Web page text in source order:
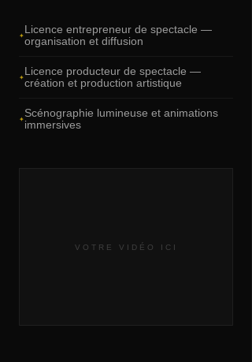
Licence entrepreneur de spectacle —
organisation et diffusion
Licence producteur de spectacle —
création et production artistique
Scénographie lumineuse et animations
immersives
VOTRE VIDÉO ICI